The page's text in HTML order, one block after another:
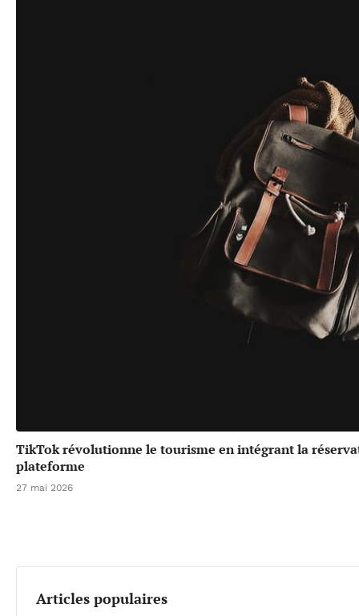
TikTok révolutionne le tourisme en intégrant la
plateforme
27 mai 2026
Articles populaires